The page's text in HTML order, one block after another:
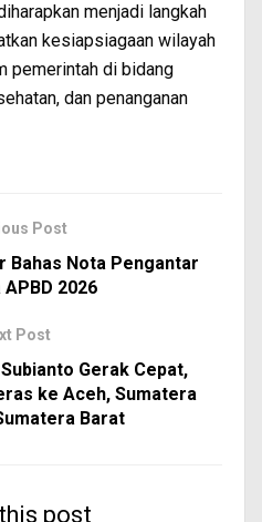
menjadi langkah
kesiapsiagaan wilayah
pemerintah di bidang
dan penanganan
Post
Bahas Nota Pengantar
APBD 2026
Post
Gerak Cepat,
ke Aceh, Sumatera
Barat
post